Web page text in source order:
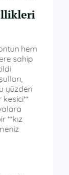
hem
sahip
yüzden
kesici**
**kız